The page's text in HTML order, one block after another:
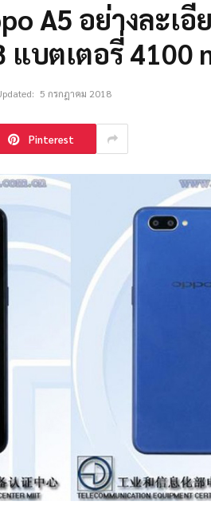
A5 อย่างละเ
แบตเตอรี่ 4100
5 กรกฎาคม 2018
Pinterest